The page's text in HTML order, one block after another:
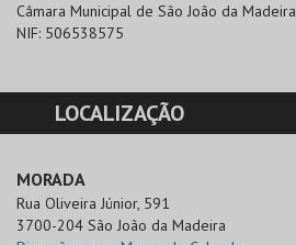
Câmara Municipal de São João da Madeira
NIF: 506538575
LOCALIZAÇÃO
MORADA
Rua Oliveira Júnior, 591
3700-204 São João da Madeira